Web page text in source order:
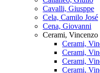
Cavalli, Giusppe
Cela, Camilo José
Cena, Giovanni
Cerami, Vincenzo
Cerami,
Cerami,
Cerami,
Cerami,